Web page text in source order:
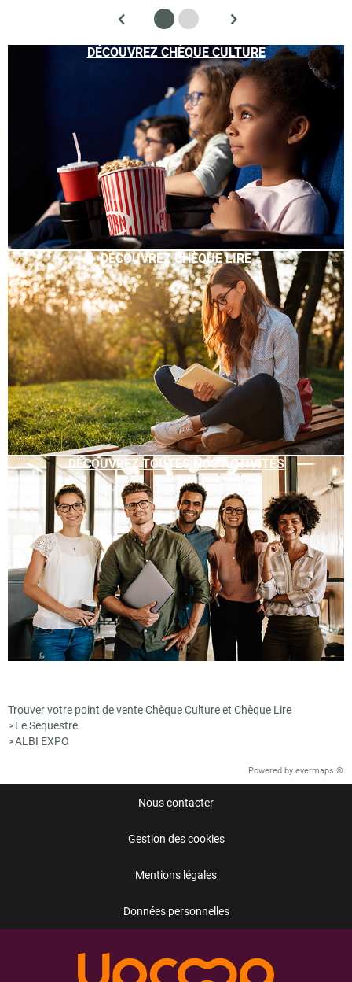
DÉCOUVREZ CHÈQUE CULTURE
DÉCOUVREZ CHÈQUE LIRE
DÉCOUVREZ TOUTES NOS ACTIVITÉS
Trouver votre point de vente Chèque Culture et Chèque Lire
> Le Sequestre
>ALBI EXPO
Powered by evermaps ©
Nous contacter
Gestion des cookies
Mentions légales
Données personnelles